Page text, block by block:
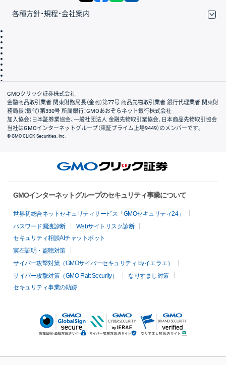
各種方針・規程・会社案内
会社案内
GMOクリック証券株式会社
金融商品取引業者 関東財務局長（金商）第77号 商品先物取引業者 銀行代理業者 関東財
務局長（銀代）第330号 所属銀行：GMOあおぞらネット銀行株式会社
加入協会：日本証券業協会、一般社団法人 金融先物取引業協会、日本商品先物取引協会
当社はGMOインターネットグループ（東証プライム上場9449）のメンバーです。
© GMO CLICK Securities, Inc.
GMOインターネットグループのセキュリティ事業について
世界初総合ネットセキュリティサービス「GMOセキュリティ24」
パスワード漏洩診断
Webサイトリスク診断
セキュリティ相談AIチャットボット
実在証明・盗聴対策
サイバー攻撃対策（GMOサイバーセキュリティ byイエラエ）
サイバー攻撃対策（GMO Flatt Security）
なりすまし対策
セキュリティ事業の軌跡